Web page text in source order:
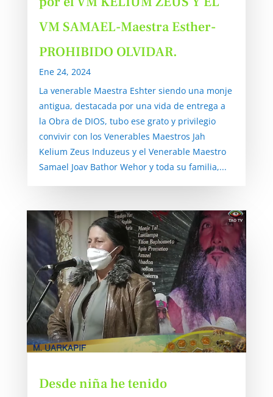
VM SAMAEL-Maestra Esther-
PROHIBIDO OLVIDAR.
Ene 24, 2024
La venerable Maestra Eshter siendo una monje
antigua, destacada por una vida de entrega a
la Obra de DIOS, tubo ese grato y privilegio
convivir con los Venerables Maestros Jah
Kelium Zeus Induzeus y el Venerable Maestro
Samael Joav Bathor Wehor y toda su familia,...
Desde niña he tenido